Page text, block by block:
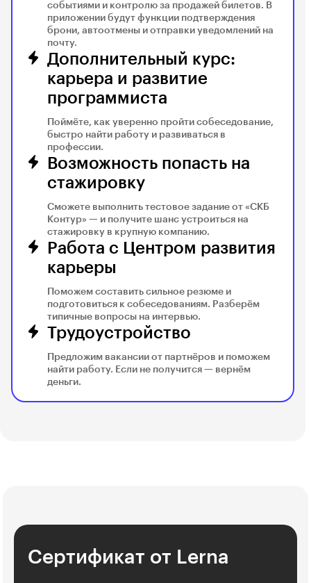
событиями и контролю за продажей билетов. В
приложении будут функции подтверждения
брони, автоотмены и отправки уведомлений на
почту.
Дополнительный курс:
карьера и развитие
программиста
Поймёте, как уверенно пройти собеседование,
быстро найти работу и развиваться в
профессии.
Возможность попасть на
стажировку
Сможете выполнить тестовое задание от «СКБ
Контур» — и получите шанс устроиться на
стажировку в крупную компанию.
Работа с Центром развития
карьеры
Поможем составить сильное резюме и
подготовиться к собеседованиям. Разберём
типичные вопросы на интервью.
Трудоустройство
Предложим вакансии от партнёров и поможем
найти работу. Если не получится — вернём
деньги.
Сертификат от Lerna